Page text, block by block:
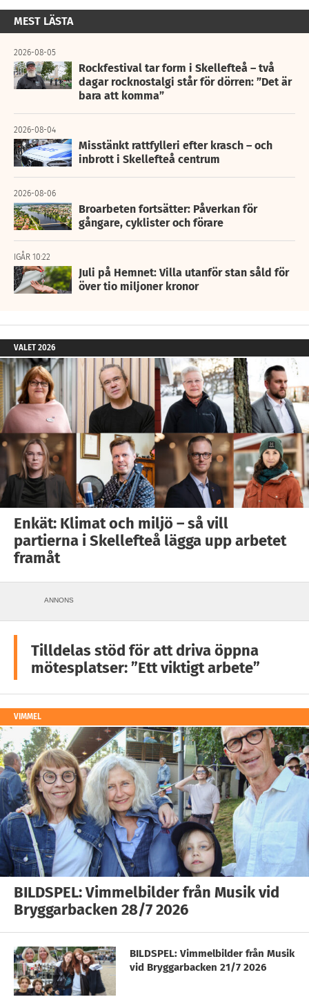
MEST LÄSTA
2026-08-05
Rockfestival tar form i Skellefteå – två
dagar rocknostalgi står för dörren: ”Det är
bara att komma”
2026-08-04
Misstänkt rattfylleri efter krasch – och
inbrott i Skellefteå centrum
2026-08-06
Broarbeten fortsätter: Påverkan för
gångare, cyklister och förare
IGÅR 10:22
Juli på Hemnet: Villa utanför stan såld för
över tio miljoner kronor
VALET 2026
Enkät: Klimat och miljö – så vill
partierna i Skellefteå lägga upp arbetet
framåt
ANNONS
Tilldelas stöd för att driva öppna
mötesplatser: ”Ett viktigt arbete”
VIMMEL
BILDSPEL: Vimmelbilder från Musik vid
Bryggarbacken 28/7 2026
BILDSPEL: Vimmelbilder från Musik
vid Bryggarbacken 21/7 2026